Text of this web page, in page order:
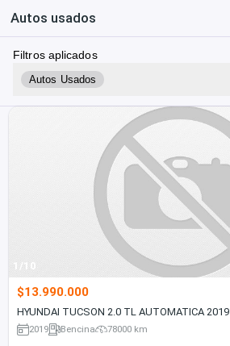
Autos usados
Filtros aplicados
Autos Usados
1/10
$13.990.000
HYUNDAI TUCSON 2.0 TL AUTOMATICA 2019
2019 Bencina 78000 km